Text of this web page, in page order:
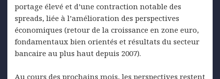
portage élevé et d’une contraction notable des
spreads, liée à l’amélioration des perspectives
économiques (retour de la croissance en zone euro,
fondamentaux bien orientés et résultats du secteur
bancaire au plus haut depuis 2007).
Au cours des prochains mois, les perspectives restent